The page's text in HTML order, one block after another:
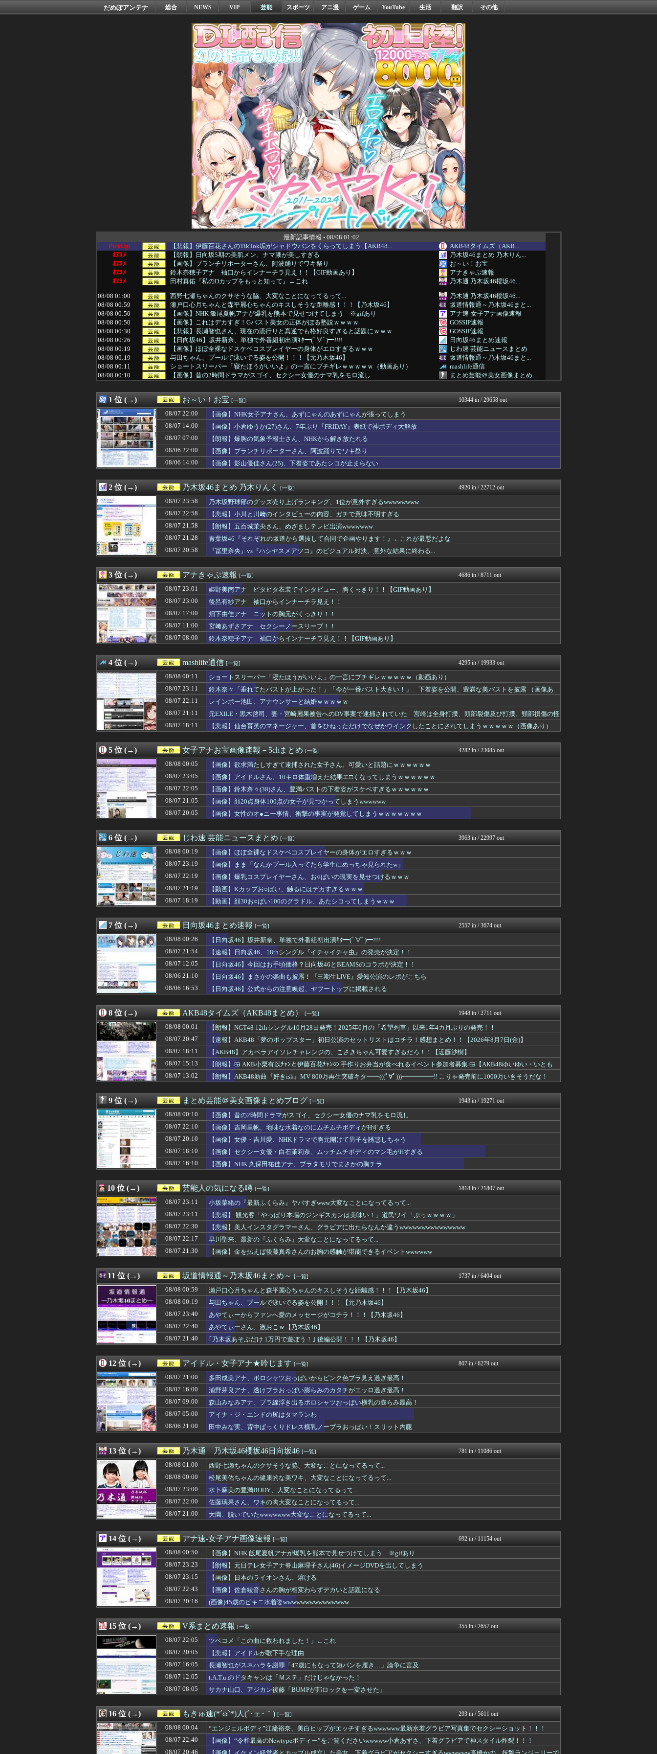
だめぽアンテナ 総合 NEWS VIP 芸能 スポーツ アニ漫 ゲーム YouTube 生活 翻訳 その他
最新記事情報 - 08/08 01:02
PickUp!
【悲報】伊藤百花さんのTikTok垢がシャドウバンをくらってしまう【AKB48...
AKB48タイムズ（AKB...
ｵﾇﾇﾒ
【朗報】日向坂5期の美肌メン、ナマ腋が美しすぎる
乃木坂46まとめ 乃木りん...
ｵﾇﾇﾒ
【画像】ブランチリポーターさん、阿波踊りでワキ祭り
お～い！お宝
ｵﾇﾇﾒ
鈴木奈穂子アナ 袖口からインナーチラ見え！！【GIF動画あり】
アナきゃぷ速報
ｵﾇﾇﾒ
田村真佑『私のDカップをもっと知って』←これ
乃木通 乃木坂46櫻坂46...
08/08 01:00
西野七瀬ちゃんのクサそうな脇、大変なことになってるって...
乃木通 乃木坂46櫻坂46...
08/08 00:59
瀬戸口心月ちゃんと森平麗心ちゃんのキスしそうな距離感！！！【乃木坂46】
坂道情報通～乃木坂46まと...
08/08 00:50
【画像】NHK 飯尾夏帆アナが爆乳を熊本で見せつけてしまう ※gifあり
アナ速‐女子アナ画像速報
08/08 00:50
【画像】これはデカすぎ！Gバスト美女の正体がぼる塾説ｗｗｗｗ
GOSSIP速報
08/08 00:30
【悲報】長瀬智也さん、現在の流行りと真逆でも格好良すぎると話題にｗｗｗ
GOSSIP速報
08/08 00:26
【日向坂46】坂井新奈、単独で外番組初出演ｷﾀ━(ﾟ∀ﾟ)━!!!!
日向坂46まとめ速報
08/08 00:19
【画像】ほぼ全裸なドスケベコスプレイヤーの身体がエロすぎるｗｗｗ
じわ速 芸能ニュースまとめ
08/08 00:19
与田ちゃん、プールで泳いでる姿を公開！！！【元乃木坂46】
坂道情報通～乃木坂46まと...
08/08 00:11
ショートスリーパー「寝たほうがいいよ」の一言にブチギレｗｗｗｗｗ（動画あり）
mashlife通信
08/08 00:10
【画像】昔の2時間ドラマがスゴイ、セクシー女優のナマ乳をモロ流し
まとめ芸能＠美女画像まとめ...
08/08 00:05
【画像】欲求満たしすぎて逮捕された女子さん、可愛いと話題にｗｗｗｗｗｗ
女子アナお宝画像速報－5c...
08/08 00:05
【愕然】ワイ、借金300万円を5年かけて完済した結果とんでもないことになる・・...
今日速2ch
08/08 00:04
“エンジェルボディ”江籠裕奈、美白ヒップがエッチすぎるwwwwww最新水着グラ...
08/08 00:01
【朗報】NGT48 12thシングル10月28日発売！2025年6月の「希望列...
AKB48タイムズ（AKB...
08/08 00:00
松尾美佑ちゃんの健康的な美ワキ、大変なことになってるって...
08/07 23:58
乃木坂野球部のグッズ売り上げランキング、1位が意外すぎるwwwwwwww
08/07 23:40
あやてぃーからファンへ愛のメッセージがコチラ！！！【乃木坂46】
坂道情報通～乃木坂46まと...
08/07 23:23
【朗報】元日テレ女子アナ脊山麻理子さん(46)イメージDVDを出してしまう
アナ速‐女子アナ画像速報
08/07 23:19
【画像】まま「なんかプール入ってたら学生にめっちゃ見られたw」
08/07 23:15
【画像】日本のライオンさん、溶ける
アナ速‐女子アナ画像速報
08/07 23:11
鈴木奈々「垂れてたバストが上がった！」「今が一番バスト大きい！」 下着姿を公開...
mashlife通信
08/07 23:11
小坂菜緒の『最新ふくらみ』ヤバすぎwww大変なことになってるって...
08/07 23:11
【悲報】 観光客「やっぱり本場のジンギスカンは美味い！」道民ワイ「ぷっｗｗｗｗ...
芸能人の気になる噂
08/07 23:05
【画像】アイドルさん、10キロ体重増えた結果エ□くなってしまうｗｗｗｗｗｗ
08/07 23:01
姫野美南アナ ピタピタ衣装でインタビュー、胸くっきり！！【GIF動画あり】
08/07 23:00
水卜麻美の豊満BODY、大変なことになってるって...
乃木通 乃木坂46櫻坂46...
08/07 23:00
後呂有紗アナ 袖口からインナーチラ見え！！
アナきゃぷ速報
08/07 22:58
【悲報】小川と川﨑のインタビューの内容、ガチで意味不明すぎる
08/07 22:40
【画像】“令和最高のNewtypeボディー”をご覧くださいwwwww小倉あずさ...
もきゅ速(*´ω`*)人(...
08/07 22:40
あやてぃーさん、激おこｗ【乃木坂46】
坂道情報通～乃木坂46まと...
08/07 22:30
【悲報】美人インスタグラマーさん、グラビアに出たらなんか違うwwwwwwwww...
08/07 22:19
【画像】爆乳コスプレイヤーさん、お○ぱいの現実を見せつけるｗｗｗ
じわ速 芸能ニュースまとめ
08/07 22:17
早川聖来、最新の『ふくらみ』大変なことになってるって...
08/07 22:11
レインボー池田、アナウンサーと結婚ｗｗｗｗｗ
08/07 22:10
【画像】吉岡里帆、地味な水着なのにムチムチボディがHすぎる
まとめ芸能＠美女画像まとめ...
08/07 22:05
ツベコメ「この曲に救われました！」←これ
V系まとめ速報
08/07 22:05
【速報】BEYOOOOONDS、CHICA#TETSUの新リーダーに西田汐里、...
08/07 22:02
【日向坂46】新曲『イチャイチャ虫』←センターは・・・【18thシングル】
日向坂46まとめもり～
08/07 22:01
BOSS CE-1ってそんな良いの？ 音まとめアーカイブ
音まとめ
08/07 22:00
佐藤璃果さん、ワキの肉大変なことになってるって...
08/07 22:00
【画像】NHK女子アナさん、あずにゃんのあずにゃんが張ってしまう
お～い！お宝
08/07 21:58
【朗報】五百城茉央さん、めざましテレビ出演wwwwwww
乃木坂46まとめ 乃木りん...
08/07 21:54
【速報】日向坂46、18thシングル『イチャイチャ虫』の発売が決定！！
08/07 21:51
【速報】日向坂46 18thシングル『イチャイチャ虫』発表
日向坂46まとめもり～
08/07 21:45
【日向坂46】おひさま感動... ミニライブでついに初披露【17thシングル】
日向坂46まとめもり～
08/07 21:40
｢乃木坂あそぶだけ 1万円で遊ぼう！｣ 後編公開！！！【乃木坂46】
坂道情報通～乃木坂46まと...
08/07 21:28
青葉坂46『それぞれの坂道から選抜して合同で企画やります！』←これが最悪だよな
乃木坂46まとめ 乃木りん...
08/07 21:23
【速報】BEYOOOOONDS小島はなが雨ノ森 川海に、大坪茉乃と杉山結菜がC...
℃-ute派なんday
08/07 21:23
【画像】 この佳子さまのボディライン、流石にエチエチすぎやろ！
08/07 21:23
【悲報】 上沼恵美子さん「簡単にそうめん作れ言うけど、そうめん作りて地獄なんよ...
芸能人の気になる噂
08/07 21:19
【動画】Kカップお○ぱい、触るにはデカすぎるｗｗｗ
じわ速 芸能ニュースまとめ
08/07 21:11
元EXILE・黒木啓司、妻・宮崎麗果被告へのDV事案で逮捕されていた 宮崎は全...
08/07 21:05
【画像】顔20点身体100点の女子が見つかってしまうwwwwww
08/07 21:00
大園、脱いでいたwwwwwww大変なことになってるって...
乃木通 乃木坂46櫻坂46...
08/07 21:00
多田成美アナ、ポロシャツおっぱいからピンク色ブラ見え過ぎ最高！
08/07 20:47
【速報】AKB48「夢のポップスター」初日公演のセットリストはコチラ！感想まと...
08/07 20:46
【画像】イケメン経営者とカップル成立した美女、下着グラビアがセクシーすぎるww...
もきゅ速(*´ω`*)人(...
08/07 20:40
｢格なむチャンネル｣ 名古屋飯編公開ｷﾀ━(ﾟ∀ﾟ)━!【乃木坂46】
08/07 20:30
【悲報】最近のZの女の子、日本が暑すぎて薄着すぎる
芸能人の気になる噂
08/07 20:30
小川彩、薄着。ぽよぽよのお肌が大変なことになってるって...
乃木通 乃木坂46櫻坂46...
08/07 20:28
【櫻坂46カフェ】このグッズ、神すぎると話題に
08/07 20:22
【日向坂46】大丈夫か... 藤嶌果歩の結構マズい話
08/07 20:16
(画像)45歳のビキニ水着姿wwwwwwwwwwwwwww
アナ速‐女子アナ画像速報
08/07 20:10
【画像】女優・吉川愛、NHKドラマで胸元開けて男子を誘惑しちゃう
08/07 20:05
【悲報】アイドルが歌下手な理由
V系まとめ速報
08/07 20:03
【日向坂46】かほりん、まさかのトラブル発生
08/07 20:00
小坂菜緒の『最新ふくらみ』ヤバすぎwww大変なことになってるって...
08/07 19:59
BABYMETALのサマーソニックへの出演回数が歴代2位
BABYMETAL TIM...
08/07 19:58
【速報】池田瑛紗、「脚フェチ」が3秒で果てる動画を出してしまう・・・
乃木坂46まとめ 乃木りん...
08/07 19:40
次回の乃木中で先輩メンバーの意外な素顔が明らかに！さらに卒業するあやてぃーから...
08/07 19:30
早川聖来、最新の『ふくらみ』大変なことになってるって...
08/07 19:12
【BEYOOOOONDS】江口紗耶「小島はなちゃんは中学生の同期が話しやすいよ...
℃-ute派なんday
08/07 19:10
【画像】親しみやすさ100％アイドル、水着グラビアでセクシー撮wwwwwwwア...
08/07 18:58
【朗報】菅原咲月の浴衣2026、ガチで一線を越えるwwwwwww
乃木坂46まとめ 乃木りん...
08/07 18:40
10/29の｢MTV VMAJ 2026｣に出演決定！！！【乃木坂46】
08/07 18:36
【日向坂46】なんのお仕事だ...？正源司陽子に気になる動きが
日向坂46まとめもり～
08/07 18:26
青葉坂46、まもなく正式発表か
櫻坂46まとめもり～
08/07 18:20
【朗報】森山みなみアナの見返りお乳のgifが作成される
アナ速‐女子アナ画像速報
08/07 18:19
【動画】顔30お○ぱい100のグラドル、あたシコってしまうｗｗｗ
じわ速 芸能ニュースまとめ
08/07 18:11
【悲報】仙台育英のマネージャー、首をひねっただけでなぜかウインクしたことにされ...
mashlife通信
08/07 18:11
【AKB48】アカペラアイソレチャレンジの、こさきちゃん可愛すぎるだろ！！【近...
AKB48タイムズ（AKB...
08/07 18:10
【画像】セクシー女優・白石茉莉奈、ムッチムチボディのマン毛がHすぎる
まとめ芸能＠美女画像まとめ...
08/07 18:05
【画像】巨乳まみれのダンス部さん、揺れに揺れてしまうｗｗｗｗｗｗ
女子アナお宝画像速報－5c...
08/07 17:58
【速報】田村保乃さん、その格好は夜の店じゃん・・・
乃木坂46まとめ 乃木りん...
08/07 17:47
【巨乳画像】大躍進中の桃月なしこ、水着グラビアがパーフェクトボディすぎるwww...
08/07 17:36
【画像】森山みなみアナの見返りお乳がスゴすぎる
08/07 17:05
【画像】声優の佐倉綾音(32)さん、アタシコに全力で振り切ってしまうｗｗｗｗｗ...
女子アナお宝画像速報－5c...
08/07 17:00
【日向坂46】小西夏菜実、ついにこの時が...
08/07 17:00
畑下由佳アナ ニットの胸元がくっきり！！
08/07 16:46
【画像】新人声優の水着姿がドエッチ
アナ速‐女子アナ画像速報
08/07 16:41
ジャンポケ斎藤「性行為の許諾は取ったことありません」
mashlife通信
08/07 16:05
長瀬智也がスネハラを謝罪「47歳にもなって短パンを履き…」論争に言及
V系まとめ速報
08/07 16:00
浦野芽良アナ、透けブラおっぱい膨らみのカタチがエッロ過ぎ最高！
アイドル・女子アナ★吟じま...
08/07 15:35
【櫻坂46】この意図は... ついにあの映像が解禁
08/07 15:31
【朗報】AKB48 新曲『好きish』 MV 800万 再生キタ━━(((ﾟ∀...
ROMれ！ペンギン(AKB...
08/07 15:19
【画像】ティファ・ロックハートさん、エロすぎるｗｗｗ
じわ速 芸能ニュースまとめ
08/07 15:13
【朗報】🍱 AKB小栗有以ﾁｬﾝと伊藤百花ﾁｬﾝの 手作りお弁当が食べれるイベ...
AKB48タイムズ（AKB...
08/07 15:11
【悲報】隣家の室外機、限界突破ｗｗｗｗｗ（画像あり）
08/07 14:10
【画像】グラドル東雲うみ、水着が食い込んだ横尻がHすぎる
まとめ芸能＠美女画像まとめ...
08/07 14:00
【画像】小倉ゆうか(27)さん、7年ぶり『FRIDAY』表紙で神ボディ大解放
お～い！お宝
08/07 13:41
【画像】佐倉綾音(32)、自分のシコポイントに気がつくwwwwwww
mashlife通信
08/07 13:02
【朗報】AKB48新曲『好きish』MV 800万再生突破キタ━━(((ﾟ∀ﾟ...
AKB48タイムズ（AKB...
08/07 12:29
上國料萌衣ちゃん、留学中にマックのバイトに応募するも書類選考で落とされてしまう
08/07 12:19
【画像】こういうお○ぱいが至高だよなｗｗｗ
08/07 12:10
【画像】二階堂ふみ、映画の濡れ場で乳首丸出し
まとめ芸能＠美女画像まとめ...
08/07 12:05
【日向坂46】今回はお手頃価格？日向坂46とBEAMSのコラボが決定！！
08/07 12:05
【衝撃】ワイのパッパ、会社でナンバーツーになった結果ｗｗｗｗｗｗｗｗｗｗ
08/07 12:05
t.A.T.u.のドタキャンは「Ｍステ」だけじゃなかった！
08/07 12:00
【急募】「みんな仕事帰りに家で何してんの？」←これ・・・・
ミーハー総研（ミーハー総合...
08/07 12:00
たまったギターマガジンどうしてる？ 音まとめアーカイブ
音まとめ
08/07 11:00
宮﨑あずさアナ セクシーノースリーブ！！
アナきゃぷ速報
08/07 10:52
【櫻坂46】メンバー＆OGがラヴィット出演へ！！！
08/07 10:19
【画像】メキシコのアニオタ、爆乳ｗｗｗ
08/07 10:10
【画像】めるる、ヒルナンデス見せたデカケツがそそる
まとめ芸能＠美女画像まとめ...
08/07 09:07
【悲報】「店員」と「定員」を間違えるガチでヤバいやつ、ネット上に多すぎる ← ...
今日速2ch
08/07 09:00
森山みなみアナ、ブラ線浮き出るポロシャツおっぱい横乳の膨らみ最高！
08/07 08:05
サカナ山口、アジカン後藤「BUMPが邦ロックを一変させた」
08/07 08:00
鈴木奈穂子アナ 袖口からインナーチラ見え！！【GIF動画あり】
アナきゃぷ速報
08/07 07:00
【櫻坂46】日向坂46大田美月、この四期生らと交流がある模様
櫻坂46まとめもり～
08/07 07:00
【朗報】爆胸の気象予報士さん、NHKから解き放たれる
お～い！お宝
08/07 06:18
【質問】ゴールデンに冠番組を持つ女アイドルがいないのは何故なのか？
08/07 06:08
【生尻画像】元NMB48原かれん、衝撃の限界露出wwwww1st写真集でパール...
08/07 05:00
アイナ・ジ・エンドの尻はタマランわ
アイドル・女子アナ★吟じま...
08/07 05:00
田﨑さくらアナ セクシーノースリーブ脇！！
アナきゃぷ速報
08/07 04:05
【衝撃】きゃりーぱみゅぱみゅ 本名をさらりと告白
08/07 02:00
福戸あやアナ 脇チラ見え！！
08/07 01:25
Gカップの現役添乗員、ドスケベDVDで限界露出してしまうwwwww小山玲奈、...
もきゅ速(*´ω`*)人(...
08/07 00:11
【愕然】新幹線や飛行機の乗り方がわからない奴 ← こいつｗｗｗｗｗｗｗｗｗｗ
今日速2ch
08/06 23:56
【疑問】今年はAKB48は@JAM出ないのかな？
AKB48タイムズ（AKB...
08/06 23:01
河出奈都美アナ ノースリニットの巨乳、横乳、脇！！【GIF動画あり】
アナきゃぷ速報
08/06 22:14
【朗報】山﨑愛生「けんぱなぱっぱぱん！」 ← けん玉やる気無さすぎて草ｗｗｗｗ...
08/06 22:05
【櫻坂46】森田ひかる推し、これには大歓喜
08/06 22:05
ワイ「米津玄師ってソロじゃなくてバンドのボーカルならよかったよね」
V系まとめ速報
08/06 22:00
【画像】ブランチリポーターさん、阿波踊りでワキ祭り
お～い！お宝
08/06 21:10
【日向坂46】まさかの楽曲も披露！『三期生LIVE』愛知公演のレポがこちら
08/06 21:05
【衝撃】ワイ、偏差値30台の高校に入学した結果ｗｗｗｗｗｗｗｗｗｗ
08/06 21:00
田中みな実、背中ぱっくりドレス横乳ノーブラおっぱい！スリット内腿
アイドル・女子アナ★吟じま...
08/06 20:41
責任を取らないから成功者になれた…｢とんねるず｣｢おニャン子｣｢AKB｣とヒッ... AKB48タイムズ（AKB...
1 位 (→) お～い！お宝 [一覧] 10344 in / 29658 out
08/07 22:00
【画像】NHK女子アナさん、あずにゃんのあずにゃんが張ってしまう
08/07 14:00
【画像】小倉ゆうか(27)さん、7年ぶり『FRIDAY』表紙で神ボディ大解放
08/07 07:00
【朗報】爆胸の気象予報士さん、NHKから解き放たれる
08/06 22:00
【画像】ブランチリポーターさん、阿波踊りでワキ祭り
08/06 14:00
【画像】影山優佳さん(25)、下着姿であたシコが止まらない
2 位 (→) 乃木坂46まとめ 乃木りんく [一覧] 4920 in / 22712 out
08/07 23:58
乃木坂野球部のグッズ売り上げランキング、1位が意外すぎるwwwwwwww
08/07 22:58
【悲報】小川と川﨑のインタビューの内容、ガチで意味不明すぎる
08/07 21:58
【朗報】五百城茉央さん、めざましテレビ出演wwwwwww
08/07 21:28
青葉坂46『それぞれの坂道から選抜して合同で企画やります！』←これが最悪だよな
08/07 20:58
『冨里奈央』vs『ハシヤスメアツコ』のビジュアル対決、意外な結果に終わる...
3 位 (→) アナきゃぷ速報 [一覧] 4686 in / 8711 out
08/07 23:01
姫野美南アナ ピタピタ衣装でインタビュー、胸くっきり！！【GIF動画あり】
08/07 23:00
後呂有紗アナ 袖口からインナーチラ見え！！
08/07 17:00
畑下由佳アナ ニットの胸元がくっきり！！
08/07 11:00
宮﨑あずさアナ セクシーノースリーブ！！
08/07 08:00
鈴木奈穂子アナ 袖口からインナーチラ見え！！【GIF動画あり】
4 位 (→) mashlife通信 [一覧] 4295 in / 19933 out
08/08 00:11
ショートスリーパー「寝たほうがいいよ」の一言にブチギレｗｗｗｗｗ（動画あり）
08/07 23:11
鈴木奈々「垂れてたバストが上がった！」「今が一番バスト大きい！」 下着姿を公開、豊満な美バストを披露 （画像あ
り）
08/07 22:11
レインボー池田、アナウンサーと結婚ｗｗｗｗｗ
08/07 21:11
元EXILE・黒木啓司、妻・宮崎麗果被告へのDV事案で逮捕されていた 宮崎は全身打撲、頭部裂傷及び打撲、頸部損傷の怪
我
08/07 18:11 【悲報】仙台育英のマネージャー、首をひねっただけでなぜかウインクしたことにされてしまうｗｗｗｗｗ（画像あり）
5 位 (→) 女子アナお宝画像速報－5chまとめ [一覧] 4282 in / 23085 out
08/08 00:05
【画像】欲求満たしすぎて逮捕された女子さん、可愛いと話題にｗｗｗｗｗｗ
08/07 23:05
【画像】アイドルさん、10キロ体重増えた結果エ□くなってしまうｗｗｗｗｗｗ
08/07 22:05
【画像】鈴木奈々(38)さん、豊満バストの下着姿がスケベすぎるｗｗｗｗｗｗ
08/07 21:05
【画像】顔20点身体100点の女子が見つかってしまうwwwwww
08/07 20:05
【画像】女性のオ●ニー事情、衝撃の事実が発覚してしまうｗｗｗｗｗｗｗ
6 位 (→) じわ速 芸能ニュースまとめ [一覧] 3963 in / 22997 out
08/08 00:19
【画像】ほぼ全裸なドスケベコスプレイヤーの身体がエロすぎるｗｗｗ
08/07 23:19
【画像】まま「なんかプール入ってたら学生にめっちゃ見られたw」
08/07 22:19
【画像】爆乳コスプレイヤーさん、お○ぱいの現実を見せつけるｗｗｗ
08/07 21:19
【動画】Kカップお○ぱい、触るにはデカすぎるｗｗｗ
08/07 18:19
【動画】顔30お○ぱい100のグラドル、あたシコってしまうｗｗｗ
7 位 (→) 日向坂46まとめ速報 [一覧] 2557 in / 3674 out
08/08 00:26
【日向坂46】坂井新奈、単独で外番組初出演ｷﾀ━(ﾟ∀ﾟ)━!!!!
08/07 21:54
【速報】日向坂46、18thシングル『イチャイチャ虫』の発売が決定！！
08/07 12:05
【日向坂46】今回はお手頃価格？日向坂46とBEAMSのコラボが決定！！
08/06 21:10
【日向坂46】まさかの楽曲も披露！『三期生LIVE』愛知公演のレポがこちら
08/06 16:53
【日向坂46】公式からの注意喚起、ヤフートップに掲載される
8 位 (→) AKB48タイムズ（AKB48まとめ） [一覧] 1948 in / 2711 out
08/08 00:01
【朗報】NGT48 12thシングル10月28日発売！2025年6月の「希望列車」以来1年4カ月ぶりの発売！！
08/07 20:47
【速報】AKB48「夢のポップスター」初日公演のセットリストはコチラ！感想まとめ！！【2026年8月7日(金)】
08/07 18:11
【AKB48】アカペラアイソレチャレンジの、こさきちゃん可愛すぎるだろ！！【近藤沙樹】
08/07 15:13
【朗報】🍱 AKB小栗有以ﾁｬﾝと伊藤百花ﾁｬﾝの 手作りお弁当が食べれるイベント参加者募集 🍱【AKB48ゆいゆい・いとも
も・41日後に放送する"とある番組"】
08/07 13:02
【朗報】AKB48新曲『好きish』MV 800万再生突破キタ━━(((ﾟ∀ﾟ)))━━━━━!! こりゃ発売前に1000万いきそうだな！
9 位 (→) まとめ芸能＠美女画像まとめブログ [一覧] 1943 in / 19271 out
08/08 00:10
【画像】昔の2時間ドラマがスゴイ、セクシー女優のナマ乳をモロ流し
08/07 22:10
【画像】吉岡里帆、地味な水着なのにムチムチボディがHすぎる
08/07 20:10
【画像】女優・吉川愛、NHKドラマで胸元開けて男子を誘惑しちゃう
08/07 18:10
【画像】セクシー女優・白石茉莉奈、ムッチムチボディのマン毛がHすぎる
08/07 16:10
【画像】NHK 久保田祐佳アナ、ブラタモリでまさかの胸チラ
10 位 (→) 芸能人の気になる噂 [一覧] 1818 in / 21807 out
08/07 23:11
小坂菜緒の『最新ふくらみ』ヤバすぎwww大変なことになってるって...
08/07 23:11
【悲報】 観光客「やっぱり本場のジンギスカンは美味い！」道民ワイ「ぷっｗｗｗｗ」
08/07 22:30
【悲報】美人インスタグラマーさん、グラビアに出たらなんか違うwwwwwwwwwwwwwww
08/07 22:17
早川聖来、最新の『ふくらみ』大変なことになってるって...
08/07 21:30
【画像】金を払えば後藤真希さんのお胸の感触が堪能できるイベントwwwwww
11 位 (→) 坂道情報通～乃木坂46まとめ～ [一覧] 1737 in / 6494 out
08/08 00:59
瀬戸口心月ちゃんと森平麗心ちゃんのキスしそうな距離感！！！【乃木坂46】
08/08 00:19
与田ちゃん、プールで泳いでる姿を公開！！！【元乃木坂46】
08/07 23:40
あやてぃーからファンへ愛のメッセージがコチラ！！！【乃木坂46】
08/07 22:40
あやてぃーさん、激おこｗ【乃木坂46】
08/07 21:40
｢乃木坂あそぶだけ 1万円で遊ぼう！｣ 後編公開！！！【乃木坂46】
12 位 (→) アイドル・女子アナ★吟じます [一覧] 807 in / 6279 out
08/07 21:00
多田成美アナ、ポロシャツおっぱいからピンク色ブラ見え過ぎ最高！
08/07 16:00
浦野芽良アナ、透けブラおっぱい膨らみのカタチがエッロ過ぎ最高！
08/07 09:00
森山みなみアナ、ブラ線浮き出るポロシャツおっぱい横乳の膨らみ最高！
08/07 05:00
アイナ・ジ・エンドの尻はタマランわ
08/06 21:00
田中みな実、背中ぱっくりドレス横乳ノーブラおっぱい！スリット内腿
13 位 (→) 乃木通 乃木坂46櫻坂46日向坂46 [一覧] 781 in / 11086 out
08/08 01:00
西野七瀬ちゃんのクサそうな脇、大変なことになってるって...
08/08 00:00
松尾美佑ちゃんの健康的な美ワキ、大変なことになってるって...
08/07 23:00
水卜麻美の豊満BODY、大変なことになってるって...
08/07 22:00
佐藤璃果さん、ワキの肉大変なことになってるって...
08/07 21:00
大園、脱いでいたwwwwwww大変なことになってるって...
14 位 (→) アナ速‐女子アナ画像速報 [一覧] 692 in / 11154 out
08/08 00:50
【画像】NHK 飯尾夏帆アナが爆乳を熊本で見せつけてしまう ※gifあり
08/07 23:23
【朗報】元日テレ女子アナ脊山麻理子さん(46)イメージDVDを出してしまう
08/07 23:15
【画像】日本のライオンさん、溶ける
08/07 22:43
【画像】佐倉綾音さんの胸が相変わらずデカいと話題になる
08/07 20:16
(画像)45歳のビキニ水着姿wwwwwwwwwwwwwww
15 位 (→) V系まとめ速報 [一覧] 355 in / 2657 out
08/07 22:05
ツベコメ「この曲に救われました！」←これ
08/07 20:05
【悲報】アイドルが歌下手な理由
08/07 16:05
長瀬智也がスネハラを謝罪「47歳にもなって短パンを履き…」論争に言及
08/07 12:05
t.A.T.u.のドタキャンは「Ｍステ」だけじゃなかった！
08/07 08:05
サカナ山口、アジカン後藤「BUMPが邦ロックを一変させた」
16 位 (→) もきゅ速(*´ω`*)人(´･ェ･｀) [一覧] 293 in / 5611 out
08/08 00:04
“エンジェルボディ”江籠裕奈、美白ヒップがエッチすぎるwwwwww最新水着グラビア写真集でセクシーショット！！！
08/07 22:40
【画像】“令和最高のNewtypeボディー”をご覧くださいwwwww小倉あずさ、下着グラビアで神スタイル炸裂！！！
08/07 20:46